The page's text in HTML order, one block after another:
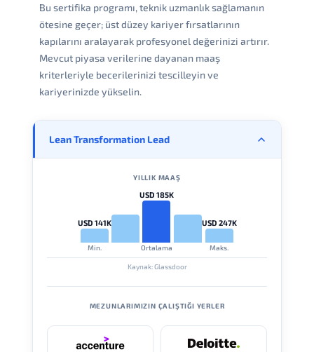
Bu sertifika programı, teknik uzmanlık sağlamanın
ötesine geçer; üst düzey kariyer fırsatlarının
kapılarını aralayarak profesyonel değerinizi artırır.
Mevcut piyasa verilerine dayanan maaş
kriterleriyle becerilerinizi tescilleyin ve
kariyerinizde yükselin.
Lean Transformation Lead
YILLIK MAAŞ
USD 141K
Min.
USD 185K
Ortalama
USD 247K
Maks.
Kaynak: Glassdoor
MEZUNLARIMIZIN ÇALIŞTIĞI YERLER